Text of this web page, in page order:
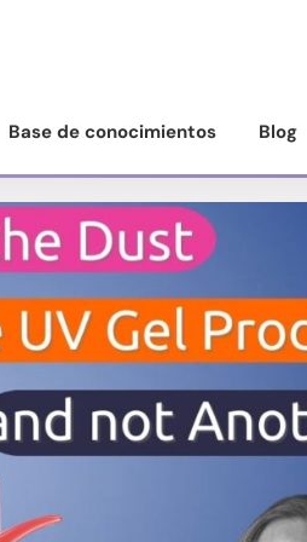
Base de conocimientos Blog